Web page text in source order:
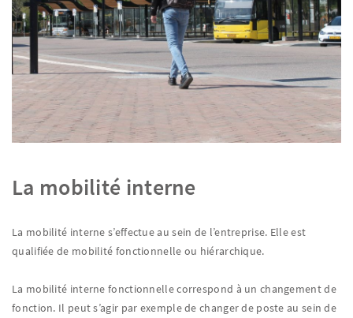
La mobilité interne
La mobilité interne s’effectue au sein de l’entreprise. Elle est
qualifiée de mobilité fonctionnelle ou hiérarchique.
La mobilité interne fonctionnelle correspond à un changement de
fonction. Il peut s’agir par exemple de changer de poste au sein de